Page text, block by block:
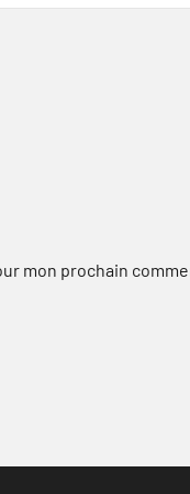
mon prochain